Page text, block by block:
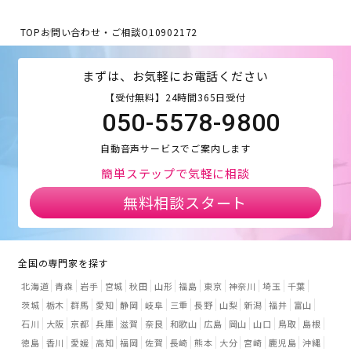
TOPお問い合わせ・ご相談O10902172
まずは、お気軽にお電話ください
【受付無料】24時間365日受付
050-5578-9800
自動音声サービスでご案内します
簡単ステップで気軽に相談
無料相談スタート
全国の専門家を探す
北海道 青森 岩手 宮城 秋田 山形 福島 東京 神奈川 埼玉
千葉
茨城 栃木 群馬 愛知 静岡 岐阜 三重 長野 山梨 新潟 福井
富山
石川
大阪 京都 兵庫 滋賀 奈良 和歌山 広島 岡山 山口 鳥取
島根
徳島 香川 愛媛 高知 福岡 佐賀 長崎 熊本 大分 宮崎 鹿児島 沖縄